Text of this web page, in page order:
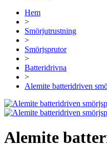
Hem
>
Smörjutrustning
>
Smörjsprutor
>
Batteridrivna
>
Alemite batteridriven
Alemite